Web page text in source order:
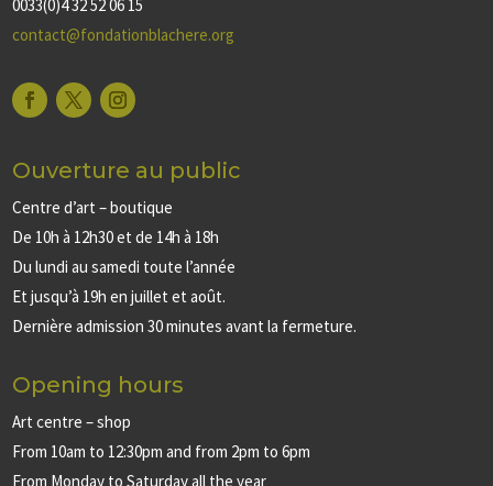
0033(0)4 32 52 06 15
contact@fondationblachere.org
Ouverture au public
Centre d’art – boutique
De 10h à 12h30 et de 14h à 18h
Du lundi au samedi toute l’année
Et jusqu’à 19h en juillet et août.
Dernière admission 30 minutes avant la fermeture.
Opening hours
Art centre – shop
From 10am to 12:30pm and from 2pm to 6pm
From Monday to Saturday all the year